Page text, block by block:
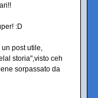
:D
post utile,
storia",visto ceh
sorpassato da